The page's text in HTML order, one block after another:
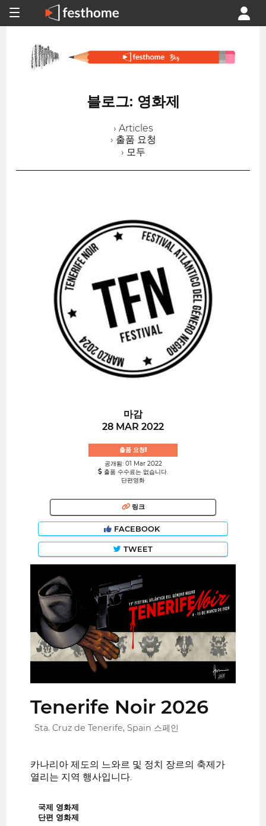
블로그: 영화제
› Articles
› 출품 요청
› 모두
마감
28 MAR 2022
출품 요청!
공개됨: 01 Mar 2022
출품 수수료는 없습니다.
단편영화
링크
FACEBOOK
TWEET
Tenerife Noir 2026
Sta. Cruz de Tenerife, Spain 스페인
카나리아 제도의 느와르 및 정치 장르의 축제가
열리는 지역 행사입니다.
국제 영화제
단편 영화제